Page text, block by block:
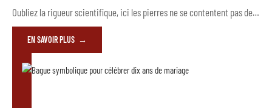
Oubliez la rigueur scientifique, ici les pierres ne se contentent pas de…
EN SAVOIR PLUS